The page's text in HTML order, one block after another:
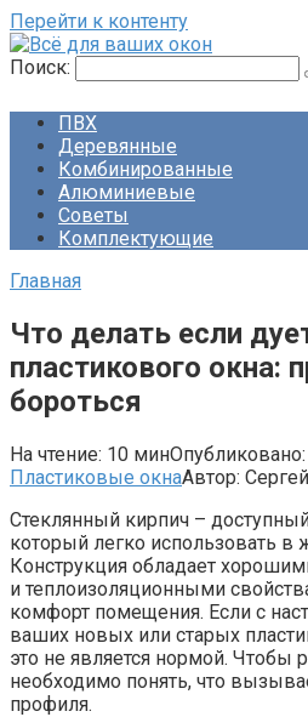
Перейти к контенту
Поиск:
ПВХ
Деревянные
Комбинированные
Алюминиевые
Советы
Комплектующие
Главная
Что делать если
пластикового окна:
бороться
На чтение: 10 минОпубликовано:
Пластиковые окнаАвтор:
Стеклянный кирпич –
который легко использовать
Конструкция обладает
и теплоизоляционными
комфорт помещения. Если с
ваших новых или старых
это не является нормой. Чтобы
необходимо понять, что
профиля.